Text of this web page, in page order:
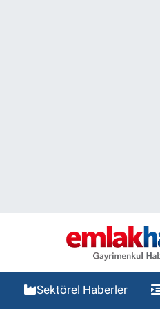
Sektörel Haberler